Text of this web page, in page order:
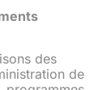
des
de